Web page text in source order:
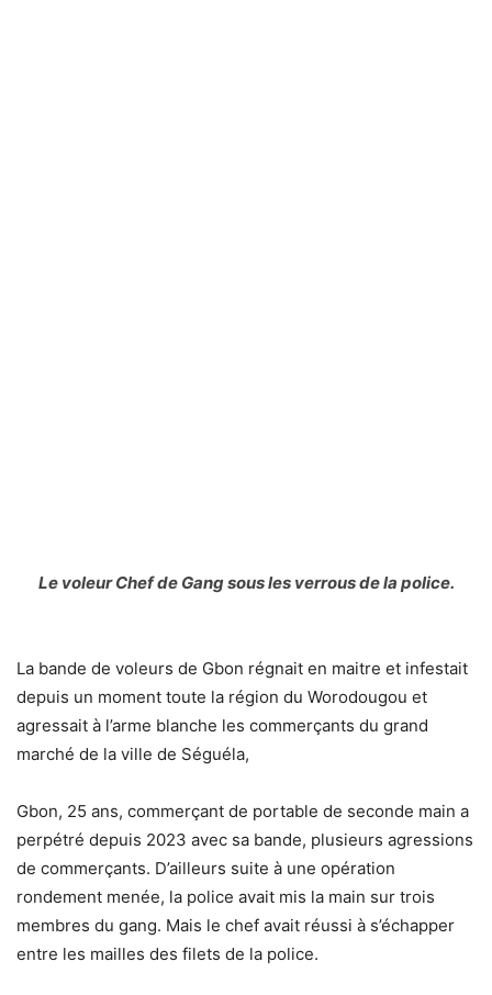
Le voleur Chef de Gang sous les verrous de la police.
La bande de voleurs de Gbon régnait en maitre et infestait
depuis un moment toute la région du Worodougou et
agressait à l’arme blanche les commerçants du grand
marché de la ville de Séguéla,
Gbon, 25 ans, commerçant de portable de seconde main a
perpétré depuis 2023 avec sa bande, plusieurs agressions
de commerçants. D’ailleurs suite à une opération
rondement menée, la police avait mis la main sur trois
membres du gang. Mais le chef avait réussi à s’échapper
entre les mailles des filets de la police.